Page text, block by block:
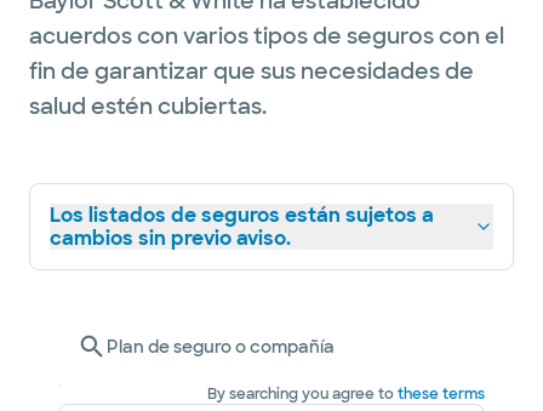
acuerdos con varios tipos de seguros con el
fin de garantizar que sus necesidades de
salud estén cubiertas.
Los listados de seguros están sujetos a
cambios sin previo aviso.
Plan de seguro o compañía
By searching you agree tothese terms